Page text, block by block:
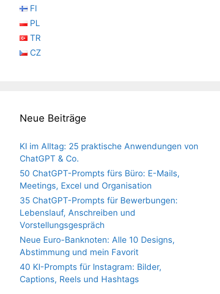
FI
PL
TR
CZ
Neue Beiträge
KI im Alltag: 25 praktische Anwendungen von
ChatGPT & Co.
50 ChatGPT-Prompts fürs Büro: E-Mails,
Meetings, Excel und Organisation
35 ChatGPT-Prompts für Bewerbungen:
Lebenslauf, Anschreiben und
Vorstellungsgespräch
Neue Euro-Banknoten: Alle 10 Designs,
Abstimmung und mein Favorit
40 KI-Prompts für Instagram: Bilder,
Captions, Reels und Hashtags